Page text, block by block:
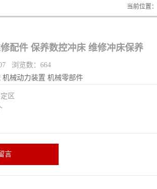
当前位置：
配件 保养数控冲床 维修冲床保养
浏览数：664
机械动力装置 机械零部件
区
言